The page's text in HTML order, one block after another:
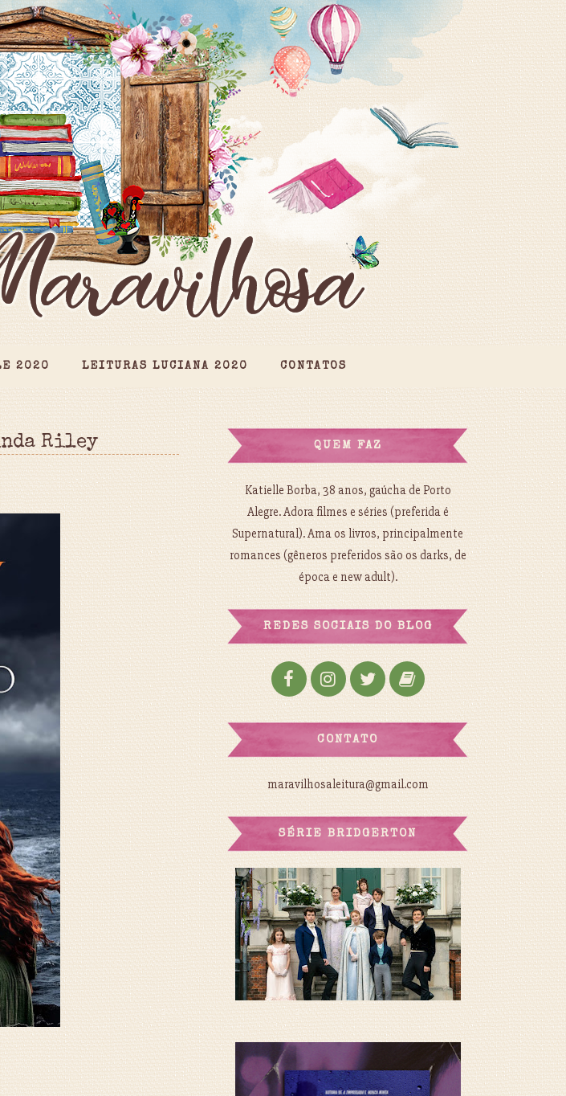
2020 LEITURAS LUCIANA 2020 CONTATOS
Riley QUEM FAZ
Katielle Borba, 38 anos, gaúcha de Porto
Alegre. Adora filmes e séries (preferida é
Supernatural). Ama os livros, principalmente
romances (gêneros preferidos são os darks, de
época e new adult).
REDES SOCIAIS DO BLOG
CONTATO
maravilhosaleitura@gmail.com
SÉRIE BRIDGERTON